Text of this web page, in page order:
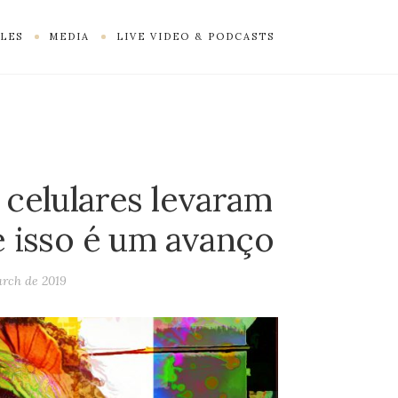
MEDIA LIVE VIDEO & PODCASTS
levaram
isso é um avanço
de 2019